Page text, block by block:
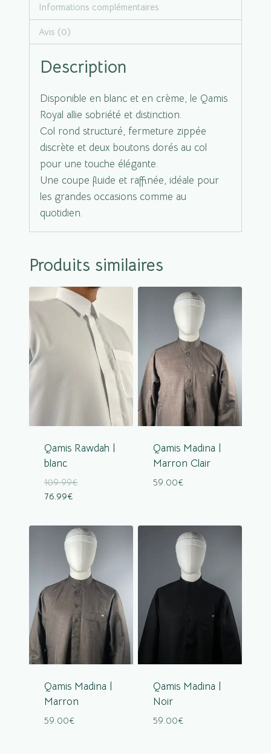
Informations complémentaires
Avis (0)
Description
Disponible en blanc et en crème, le Qamis
Royal allie sobriété et distinction.
Col rond structuré, fermeture zippée
discrète et deux boutons dorés au col
pour une touche élégante.
Une coupe fluide et raffinée, idéale pour
les grandes occasions comme au
quotidien.
Produits similaires
Qamis Rawdah |
blanc
109.99€
76.99€
Qamis Madina |
Marron Clair
59.00€
Qamis Madina |
Marron
59.00€
Qamis Madina |
Noir
59.00€